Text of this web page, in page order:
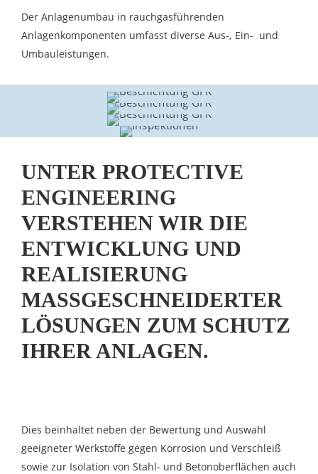
Der Anlagenumbau in rauchgasführenden
Anlagenkomponenten umfasst diverse Aus-, Ein- und
Umbauleistungen.
UNTER PROTECTIVE
ENGINEERING
VERSTEHEN WIR DIE
ENTWICKLUNG UND
REALISIERUNG
MASSGESCHNEIDERTER L
ÖSUNGEN ZUM SCHUTZ I
HRER ANLAGEN.
Dies beinhaltet neben der Bewertung und Auswahl
geeigneter Werkstoffe gegen Korrosion und Verschleiß
sowie zur Isolation von Stahl- und Betonoberflächen auch